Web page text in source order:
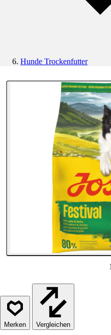
Hunde Trockenfutter
1
Vergleichen